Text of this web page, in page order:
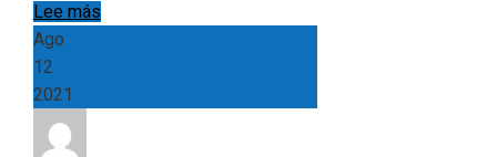
Lee más
Ago
12
2021